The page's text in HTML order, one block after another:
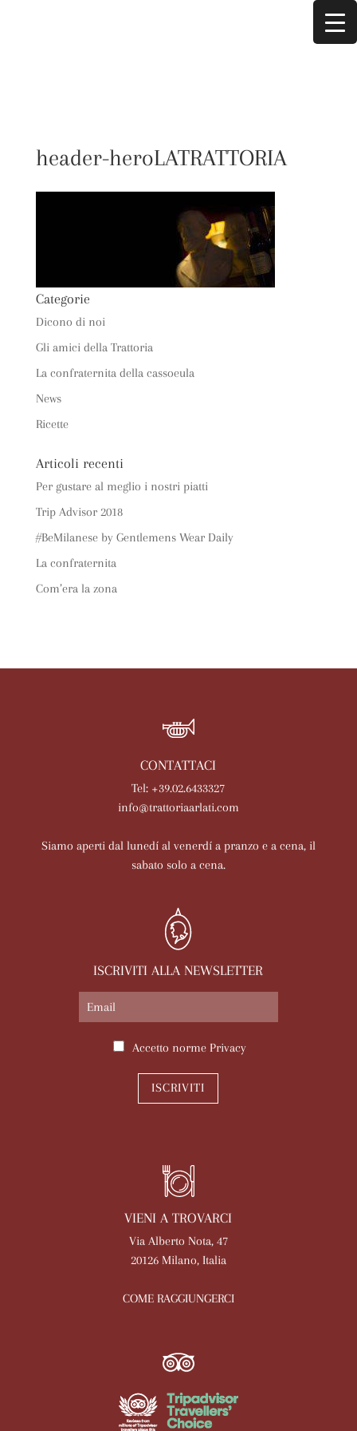
header-heroLATRATTORIA
Categorie
Dicono di noi
Gli amici della Trattoria
La confraternita della cassoeula
News
Ricette
Articoli recenti
Per gustare al meglio i nostri piatti
Trip Advisor 2018
#BeMilanese by Gentlemens Wear Daily
La confraternita
Com’era la zona
CONTATTACI
Tel: +39.02.6433327
info@trattoriaarlati.com
Siamo aperti dal lunedí al venerdí a pranzo e a cena, il
sabato solo a cena.
ISCRIVITI ALLA NEWSLETTER
Accetto norme Privacy
ISCRIVITI
VIENI A TROVARCI
Via Alberto Nota, 47
20126 Milano, Italia
COME RAGGIUNGERCI